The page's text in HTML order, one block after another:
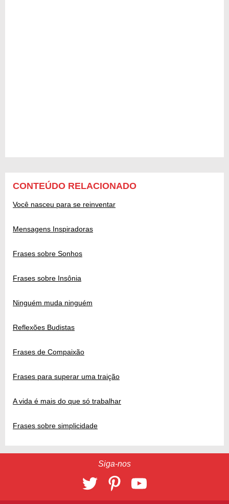
CONTEÚDO RELACIONADO
Você nasceu para se reinventar
Mensagens Inspiradoras
Frases sobre Sonhos
Frases sobre Insônia
Ninguém muda ninguém
Reflexões Budistas
Frases de Compaixão
Frases para superar uma traição
A vida é mais do que só trabalhar
Frases sobre simplicidade
Siga-nos